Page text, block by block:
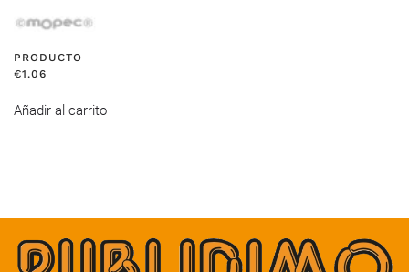
PRODUCTO
€1.06
Añadir al carrito